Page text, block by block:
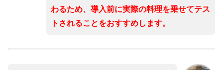
わるため、導入前に実際の料理を乗せてテス
トされることをおすすめします。